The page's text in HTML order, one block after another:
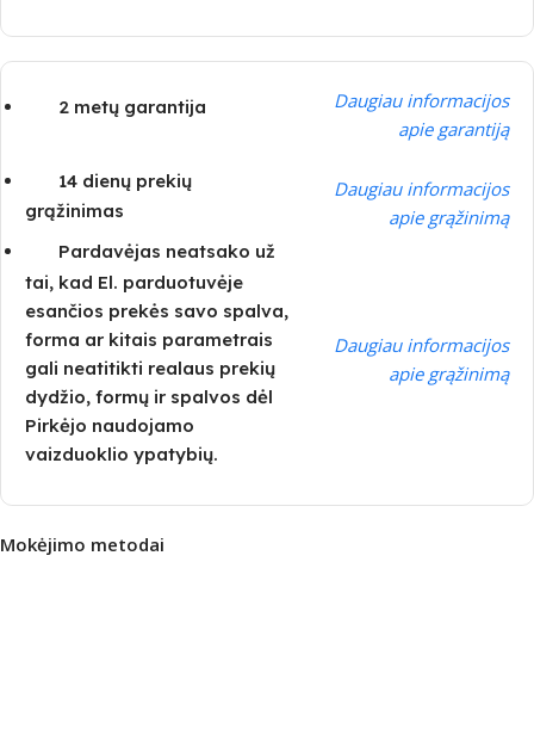
2 metų garantija
Daugiau informacijos
apie garantiją
14 dienų prekių
grąžinimas
Daugiau informacijos
apie grąžinimą
Pardavėjas neatsako už
tai, kad El. parduotuvėje
esančios prekės savo spalva,
forma ar kitais parametrais
gali neatitikti realaus prekių
dydžio, formų ir spalvos dėl
Pirkėjo naudojamo
vaizduoklio ypatybių.
Daugiau informacijos
apie grąžinimą
Mokėjimo metodai